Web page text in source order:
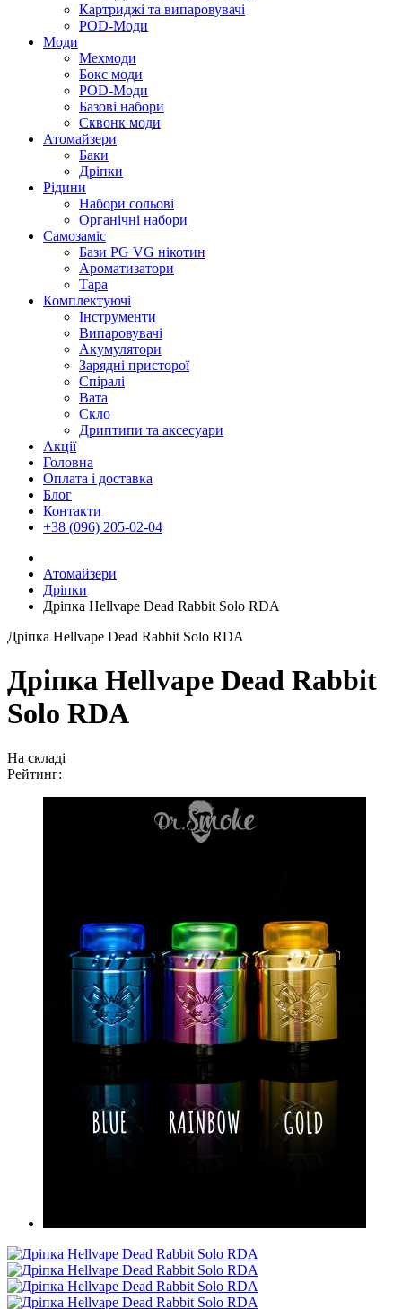
Картриджі та випаровувачі
POD-Моди
Моди
Мехмоди
Бокс моди
POD-Моди
Базові набори
Сквонк моди
Атомайзери
Баки
Дріпки
Рідини
Набори сольові
Органічні набори
Самозаміс
Бази PG VG нікотин
Ароматизатори
Тара
Комплектуючі
Інструменти
Випаровувачі
Акумулятори
Зарядні присторої
Спіралі
Вата
Скло
Дриптипи та аксесуари
Акції
Головна
Оплата і доставка
Блог
Контакти
+38 (096) 205-02-04
Атомайзери
Дріпки
Дріпка Hellvape Dead Rabbit Solo RDA
Дріпка Hellvape Dead Rabbit Solo RDA
Дріпка Hellvape Dead Rabbit
Solo RDA
На складі
Рейтинг: